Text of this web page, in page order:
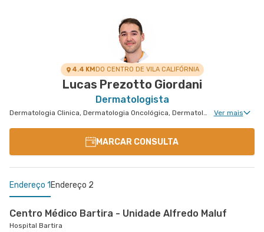
4.4 KMDO CENTRO DE VILA CALIFÓRNIA
Lucas Prezotto Giordani
Dermatologista
Dermatologia Clinica, Dermatologia Oncológica, Dermatologia Pediátrica, Dermatologia Tricologia, Dermatologia de Tratamento de Psoríase, Dermatologia Tratamento de Dermatite Atópica, Dermatologiatratamento de Urticária Crônica, Dermatologia de Tratamento de Hidradenite Ver mais
MARCAR CONSULTA
Endereço 1 Endereço 2
Centro Médico Bartira - Unidade Alfredo Maluf
Hospital Bartira